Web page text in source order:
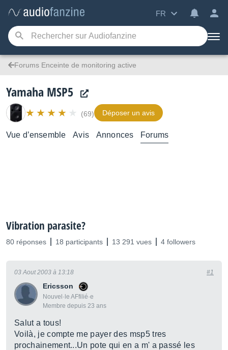
FR
Forums Enceinte de monitoring active
Yamaha MSP5
(69) Déposer un avis
Vue d’ensemble Avis Annonces Forums
Vibration parasite?
80 réponses 18 participants 13 291 vues 4 followers
Ericsson
Nouvel·le AFfilié·e
Membre depuis 23 ans
03 Aout 2003 à 13:18 #1
Salut a tous!
Voilà, je compte me payer des msp5 tres
prochainement...Un pote qui en a m' a passé les